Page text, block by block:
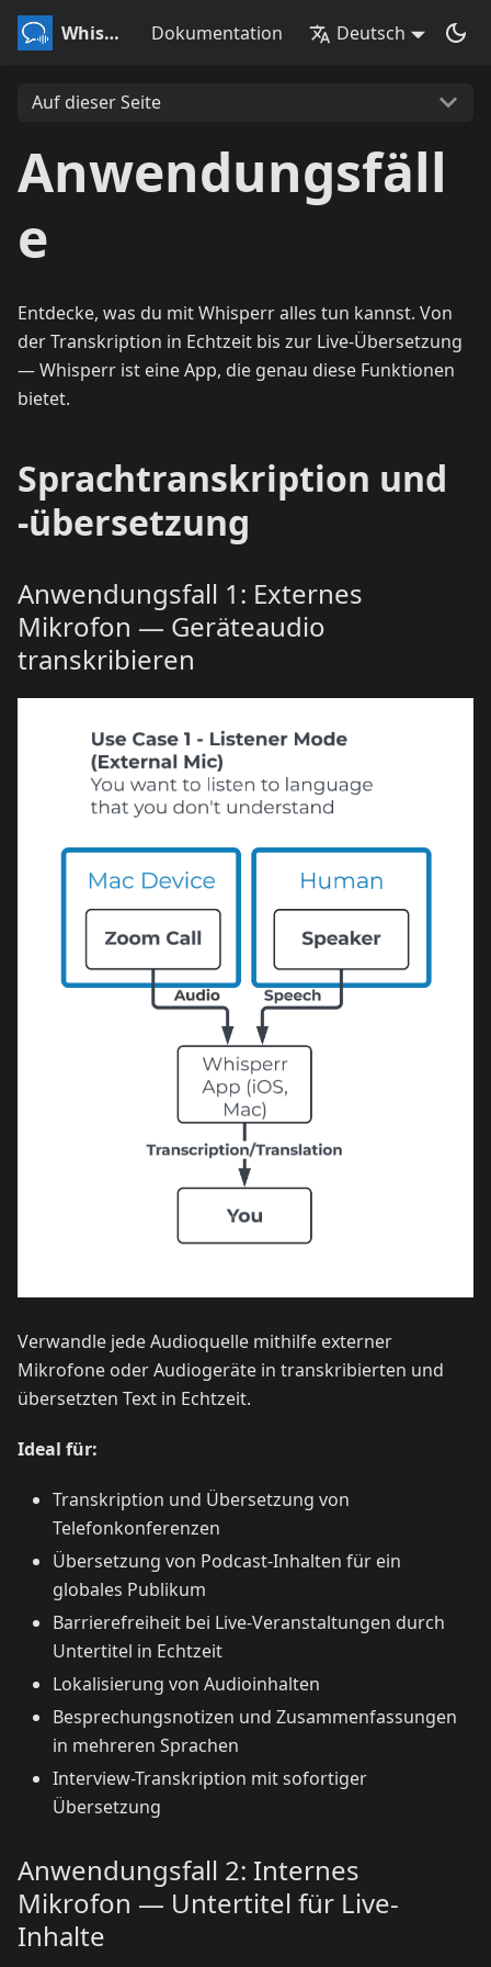
Whisperr Dokumentation Deutsch
Auf dieser Seite
Anwendungsfäll
e
Entdecke, was du mit Whisperr alles tun kannst. Von
der Transkription in Echtzeit bis zur Live-Übersetzung
— Whisperr ist eine App, die genau diese Funktionen
bietet.
Sprachtranskription und
-übersetzung
Anwendungsfall 1: Externes
Mikrofon — Geräteaudio
transkribieren
Verwandle jede Audioquelle mithilfe externer
Mikrofone oder Audiogeräte in transkribierten und
übersetzten Text in Echtzeit.
Ideal für:
Transkription und Übersetzung von
Telefonkonferenzen
Übersetzung von Podcast-Inhalten für ein
globales Publikum
Barrierefreiheit bei Live-Veranstaltungen durch
Untertitel in Echtzeit
Lokalisierung von Audioinhalten
Besprechungsnotizen und Zusammenfassungen
in mehreren Sprachen
Interview-Transkription mit sofortiger
Übersetzung
Anwendungsfall 2: Internes
Mikrofon — Untertitel für Live-
Inhalte